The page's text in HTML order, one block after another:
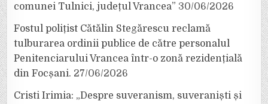
comunei Tulnici, județul Vrancea” 30/06/2026
Fostul polițist Cătălin Stegărescu reclamă
tulburarea ordinii publice de către personalul
Penitenciarului Vrancea într-o zonă rezidențială
din Focșani. 27/06/2026
Cristi Irimia: „Despre suveranism, suveraniști și